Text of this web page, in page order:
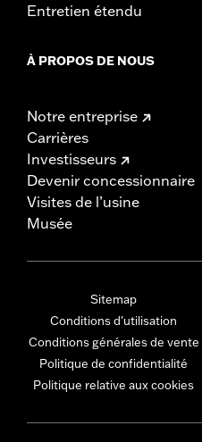
Entretien étendu
À PROPOS DE NOUS
Notre entreprise
Carrières
Investisseurs
Devenir concessionnaire
Visites de l’usine
Musée
Sitemap
Conditions d'utilisation
Conditions générales de vente
Politique de confidentialité
Politique relative aux cookies